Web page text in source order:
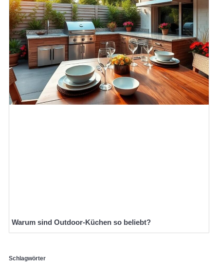
Warum sind Outdoor-Küchen so beliebt?
Schlagwörter